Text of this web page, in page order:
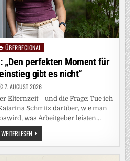
ÜBERREGIONAL
„Den perfekten Moment für
gibt es nicht“
7. AUGUST 2026
Elternzeit – und die Frage: Tue ich
Schmitz darüber, wie man
was Arbeitgeber leisten…
WEITERLESEN NACH
DER
ELTERNZEIT:
„DEN